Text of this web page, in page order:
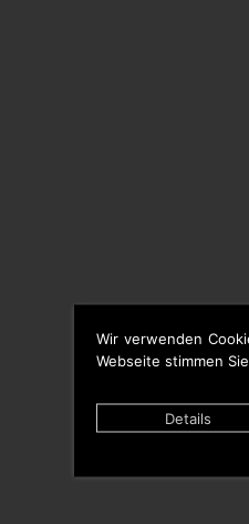
Wir verwenden
Webseite stimmen
Details